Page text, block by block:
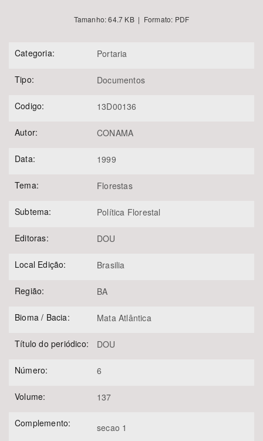
Tamanho: 64.7 KB | Formato: PDF
Categoria: Portaria
Tipo: Documentos
Codigo: 13D00136
Autor: CONAMA
Data: 1999
Tema: Florestas
Subtema: Política Florestal
Editoras: DOU
Local Edição: Brasilia
Região: BA
Bioma / Bacia: Mata Atlântica
Título do periódico: DOU
Número: 6
Volume: 137
Complemento: secao 1